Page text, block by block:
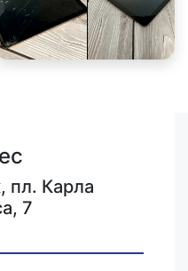
пл. Карла
7